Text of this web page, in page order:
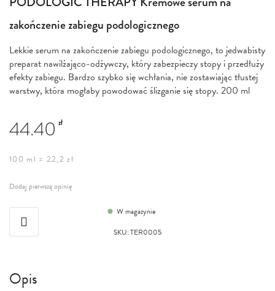
zakończenie zabiegu podologicznego
Lekkie serum na zakończenie zabiegu podologicznego, to jedwabisty
preparat nawilżająco-odżywczy, który zabezpieczy stopy i przedłuży
efekty zabiegu. Bardzo szybko się wchłania, nie zostawiając tłustej
warstwy, która mogłaby powodować ślizganie się stopy. 200 ml
44.40 zł
100 ml = 22,2 zł
Dodaj pierwszą opinię
W magazynie
SKU:TER0005
początek
galerii
Opis